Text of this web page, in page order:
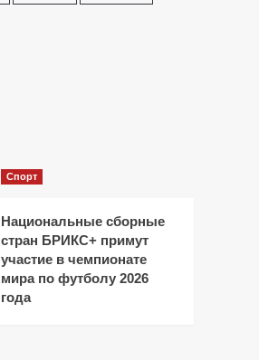
Спорт
Национальные сборные
стран БРИКС+ примут
участие в чемпионате
мира по футболу 2026
года